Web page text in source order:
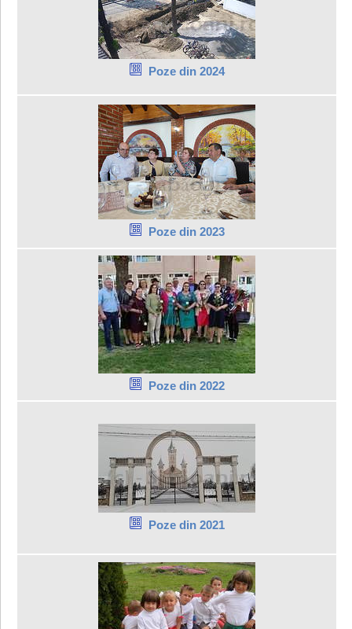
Poze din 2024
Poze din 2023
Poze din 2022
Poze din 2021